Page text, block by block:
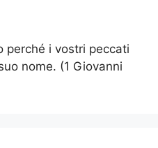
perché i vostri peccati
nome. (1 Giovanni